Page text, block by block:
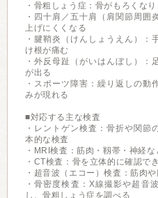
・骨粗しょう症：骨がもろくな
・四十肩／五十肩（肩関節周囲
上げにくくなる
・腱鞘炎（けんしょうえん）：
け根が痛む
・外反母趾（がいはんぼし）：
が出る
・スポーツ障害：繰り返しの動
みが現れる
■対応する主な検査
・レントゲン検査：骨折や関節
本的な検査
・MRI検査：筋肉・靱帯・神経
・CT検査：骨を立体的に確認で
・超音波（エコー）検査：筋肉
・骨密度検査：X線撮影や超音
し、骨粗しょう症を調べる